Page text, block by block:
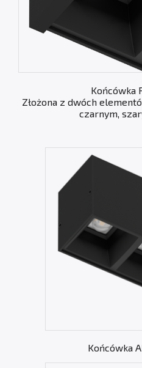
Końcówka
Złożona z dwóch
czarnym,
Końcówka